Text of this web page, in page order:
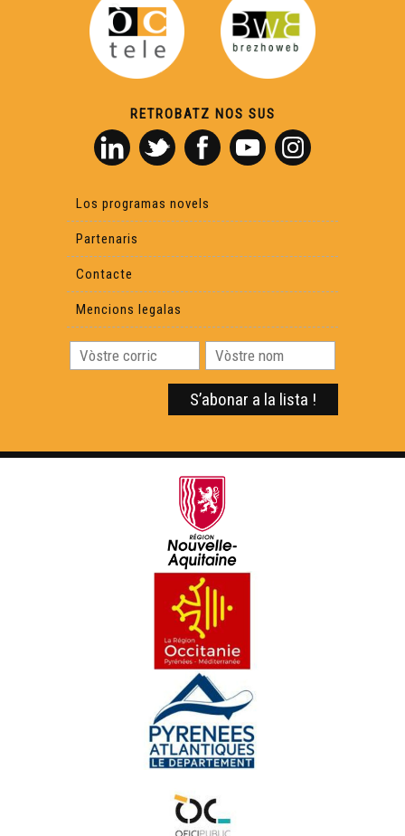
Conferéncia a l'entorn deu lengatge shiulat d'Aas per
Philippe Biu
Reportatge Radio País - Lilas Baradat-Decla - Clinhada
Causas que hèn paur
Lo Castèth de Montanèr - Reportatge
RETROBATZ NOS SUS
Los programas novels
Partenaris
Contacte
Mencions legalas